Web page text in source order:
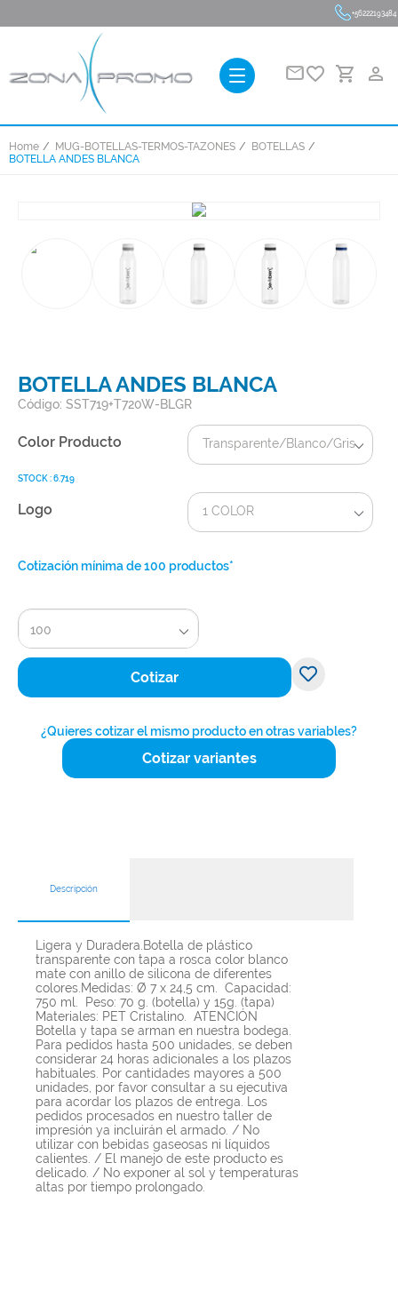
+56222193484
favorite_border person_outline
Home MUG-BOTELLAS-TERMOS-TAZONES
BOTELLAS
BOTELLA ANDES BLANCA
BOTELLA ANDES BLANCA
Código: SST719+T720W-BLGR
Color Producto Transparente/Blanco/Gris
STOCK : 6.719
Logo 1 COLOR
Cotización mínima de 100 productos*
100
Cotizar
¿Quieres cotizar el mismo producto en otras variables?
Cotizar variantes
Descripción
Ligera y Duradera.Botella de plástico
transparente con tapa a rosca color blanco
mate con anillo de silicona de diferentes
colores.Medidas: Ø 7 x 24,5 cm. Capacidad:
750 ml. Peso: 70 g. (botella) y 15g. (tapa)
Materiales: PET Cristalino. ATENCIÓN
Botella y tapa se arman en nuestra bodega.
Para pedidos hasta 500 unidades, se deben
considerar 24 horas adicionales a los plazos
habituales. Por cantidades mayores a 500
unidades, por favor consultar a su ejecutiva
para acordar los plazos de entrega. Los
pedidos procesados en nuestro taller de
impresión ya incluirán el armado. / No
utilizar con bebidas gaseosas ni líquidos
calientes. / El manejo de este producto es
delicado. / No exponer al sol y temperaturas
altas por tiempo prolongado.